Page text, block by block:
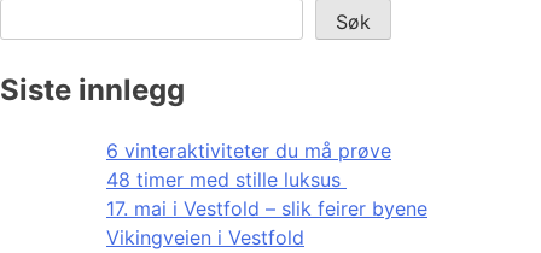
Søk
Siste innlegg
6 vinteraktiviteter du må prøve
48 timer med stille luksus
17. mai i Vestfold – slik feirer byene
Vikingveien i Vestfold